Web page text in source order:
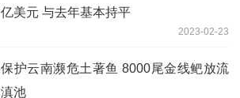
亿美元 与去年基本持平
2023-02-23
保护云南濒危土著鱼 8000尾金线鲃放流
滇池